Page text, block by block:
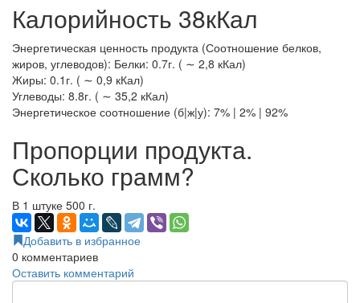
Калорийность 38кКал
Энергетическая ценность продукта (Соотношение белков,
жиров, углеводов): Белки: 0.7г. ( ∼ 2,8 кКал)
Жиры: 0.1г. ( ∼ 0,9 кКал)
Углеводы: 8.8г. ( ∼ 35,2 кКал)
Энергетическое соотношение (б|ж|у): 7% | 2% | 92%
Пропорции продукта.
Сколько грамм?
В 1 штуке 500 г.
Добавить в избранное
0 комментариев
Оставить комментарий